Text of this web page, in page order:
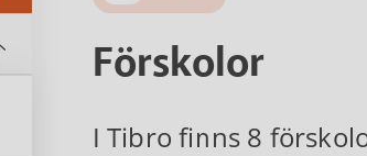
Förskolor
I Tibro finns 8